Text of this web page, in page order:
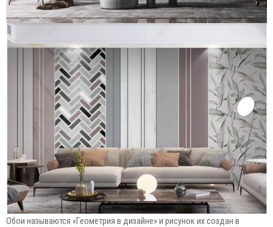
Обои называются «Геометрия в дизайне» и рисунок их создан в